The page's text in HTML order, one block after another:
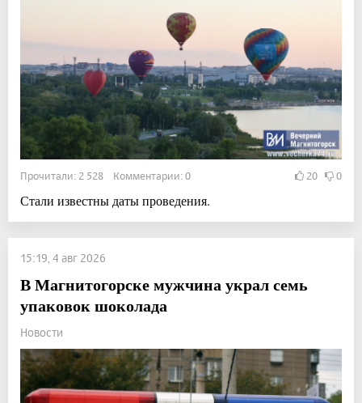
Прочитали: 2 528 Комментарии: 0 20 0
Стали известны даты проведения.
15:19, 4 авг 2026
В Магнитогорске мужчина украл семь
упаковок шоколада
Новости